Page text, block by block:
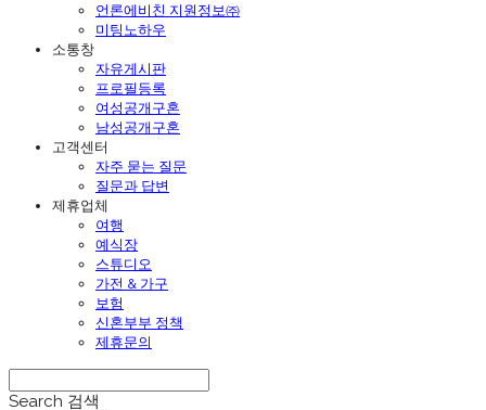
언론에비친 지원정보㈜
미팅노하우
소통창
자유게시판
프로필등록
여성공개구혼
남성공개구혼
고객센터
자주 묻는 질문
질문과 답변
제휴업체
여행
예식장
스튜디오
가전 & 가구
보험
신혼부부 정책
제휴문의
Search 검색